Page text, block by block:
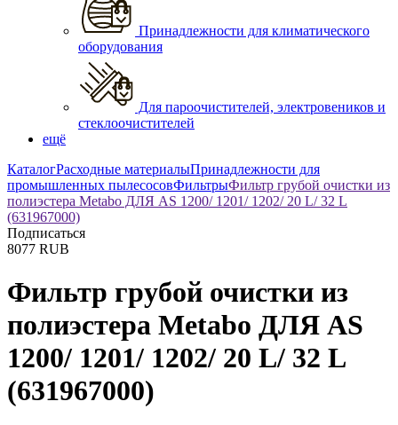
Принадлежности для климатического
оборудования
Для пароочистителей, электровеников и
стеклоочистителей
ещё
КаталогРасходные материалыПринадлежности для
промышленных пылесосовФильтрыФильтр грубой очистки из
полиэстера Metabo ДЛЯ AS 1200/ 1201/ 1202/ 20 L/ 32 L
(631967000)
Подписаться
8077 RUB
Фильтр грубой очистки из
полиэстера Metabo ДЛЯ AS
1200/ 1201/ 1202/ 20 L/ 32 L
(631967000)